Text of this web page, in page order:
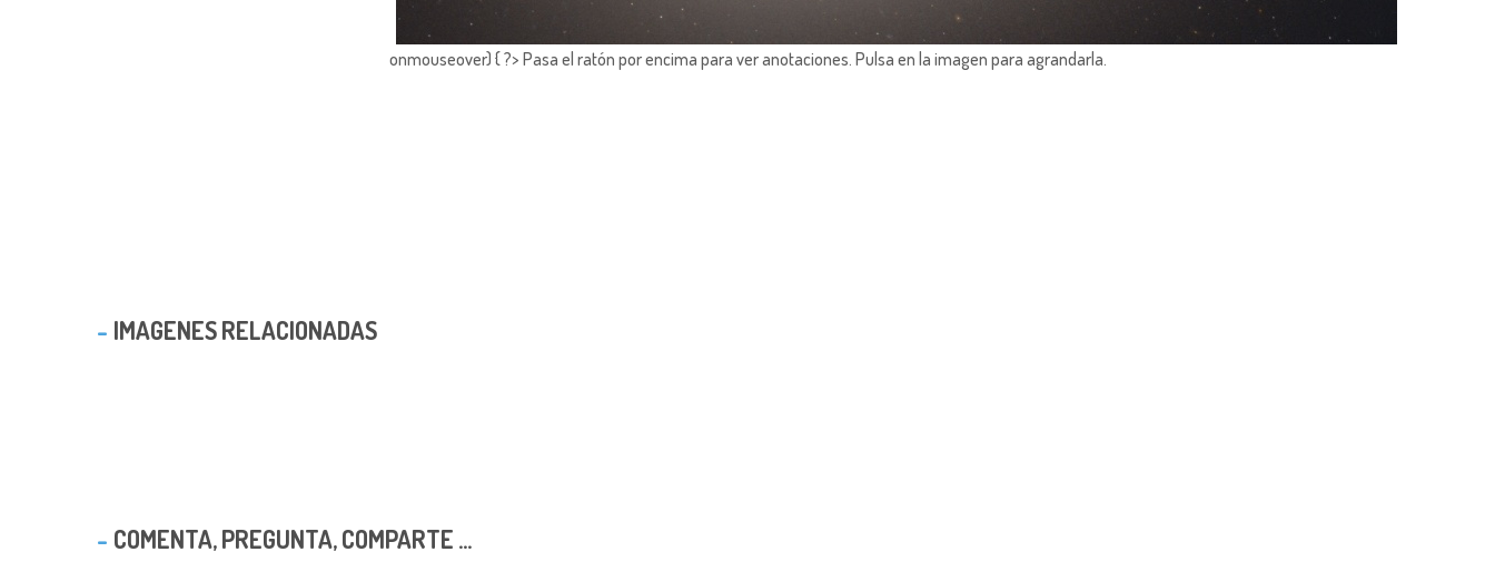
onmouseover) { ?> Pasa el ratón por encima para ver anotaciones. Pulsa en la imagen para agrandarla.
IMAGENES RELACIONADAS
COMENTA, PREGUNTA, COMPARTE ...